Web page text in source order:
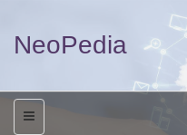
NeoPedia
منو